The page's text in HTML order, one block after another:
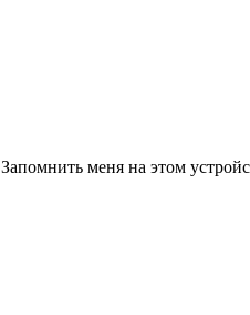
Запомнить меня на этом